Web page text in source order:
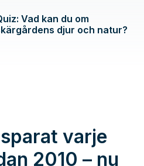
Vad kan du om
djur och natur?
varje
2010 – nu